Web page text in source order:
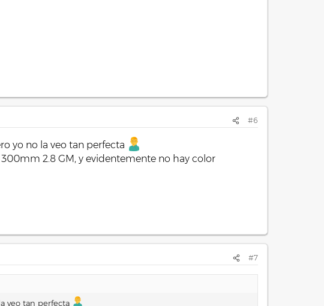
#6
yo no la veo tan perfecta
2.8 GM, y evidentemente no hay color
#7
veo tan perfecta